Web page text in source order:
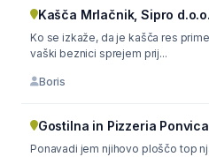
Kašča Mrlačnik, Sipro d.o.o.
Ko se izkaže, da je kašča res
vaški beznici sprejem prij...
Boris
Gostilna in Pizzeria Ponvica
Ponavadi jem njihovo ploščo top